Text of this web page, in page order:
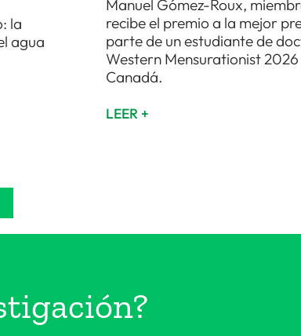
la
agua
Manuel Gómez-Roux,
recibe el premio a la mejor
parte de un estudiante de
Western Mensurationist
Canadá.
LEER +